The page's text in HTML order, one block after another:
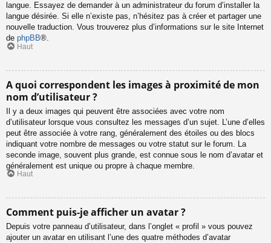
langue. Essayez de demander à un administrateur du forum d’installer la
langue désirée. Si elle n’existe pas, n’hésitez pas à créer et partager une
nouvelle traduction. Vous trouverez plus d’informations sur le site Internet
de phpBB®.
Haut
A quoi correspondent les images à proximité de mon
nom d’utilisateur ?
Il y a deux images qui peuvent être associées avec votre nom
d’utilisateur lorsque vous consultez les messages d’un sujet. L’une d’elles
peut être associée à votre rang, généralement des étoiles ou des blocs
indiquant votre nombre de messages ou votre statut sur le forum. La
seconde image, souvent plus grande, est connue sous le nom d’avatar et
généralement est unique ou propre à chaque membre.
Haut
Comment puis-je afficher un avatar ?
Depuis votre panneau d’utilisateur, dans l’onglet « profil » vous pouvez
ajouter un avatar en utilisant l’une des quatre méthodes d’avatar